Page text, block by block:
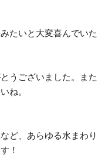
たいと大変喜んでいた
うございました。また
ね。
ど、あらゆる水まわり
！